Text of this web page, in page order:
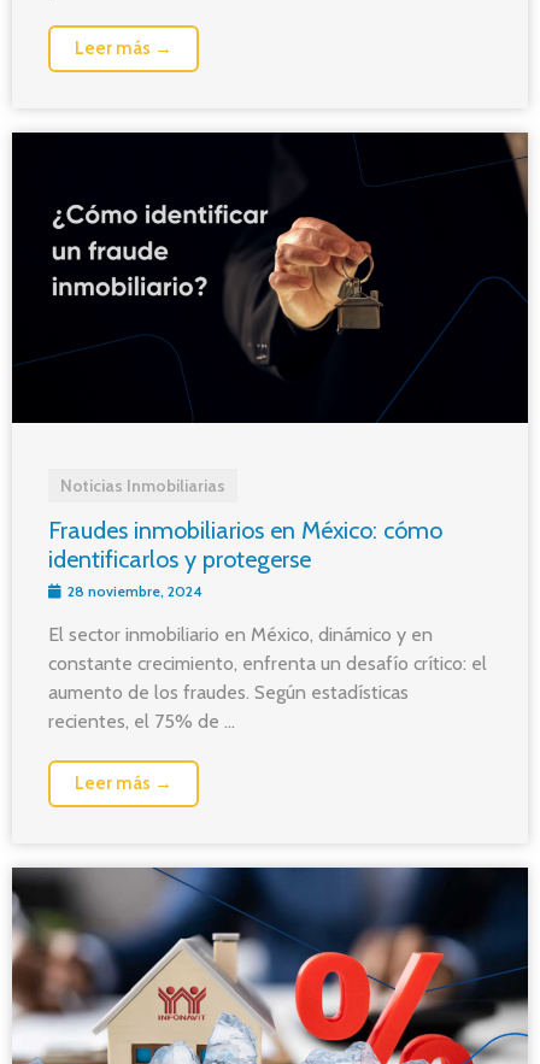
Leer más →
Noticias Inmobiliarias
Fraudes inmobiliarios en México: cómo
identificarlos y protegerse
28 noviembre, 2024
El sector inmobiliario en México, dinámico y en
constante crecimiento, enfrenta un desafío crítico: el
aumento de los fraudes. Según estadísticas
recientes, el 75% de ...
Leer más →